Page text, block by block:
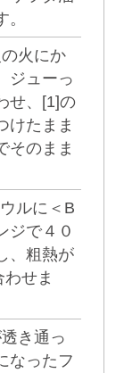
火にか
ジューっ
せ、[1]の
けたまま
そのまま
ルに＜B
ジで４０
、粗熱が
せま
き通っ
なったフ